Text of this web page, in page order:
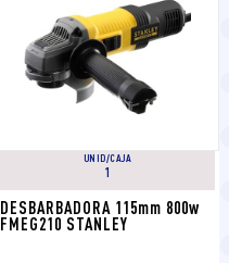
UNID/CAJA
1
DESBARBADORA 115mm 800w
FMEG210 STANLEY